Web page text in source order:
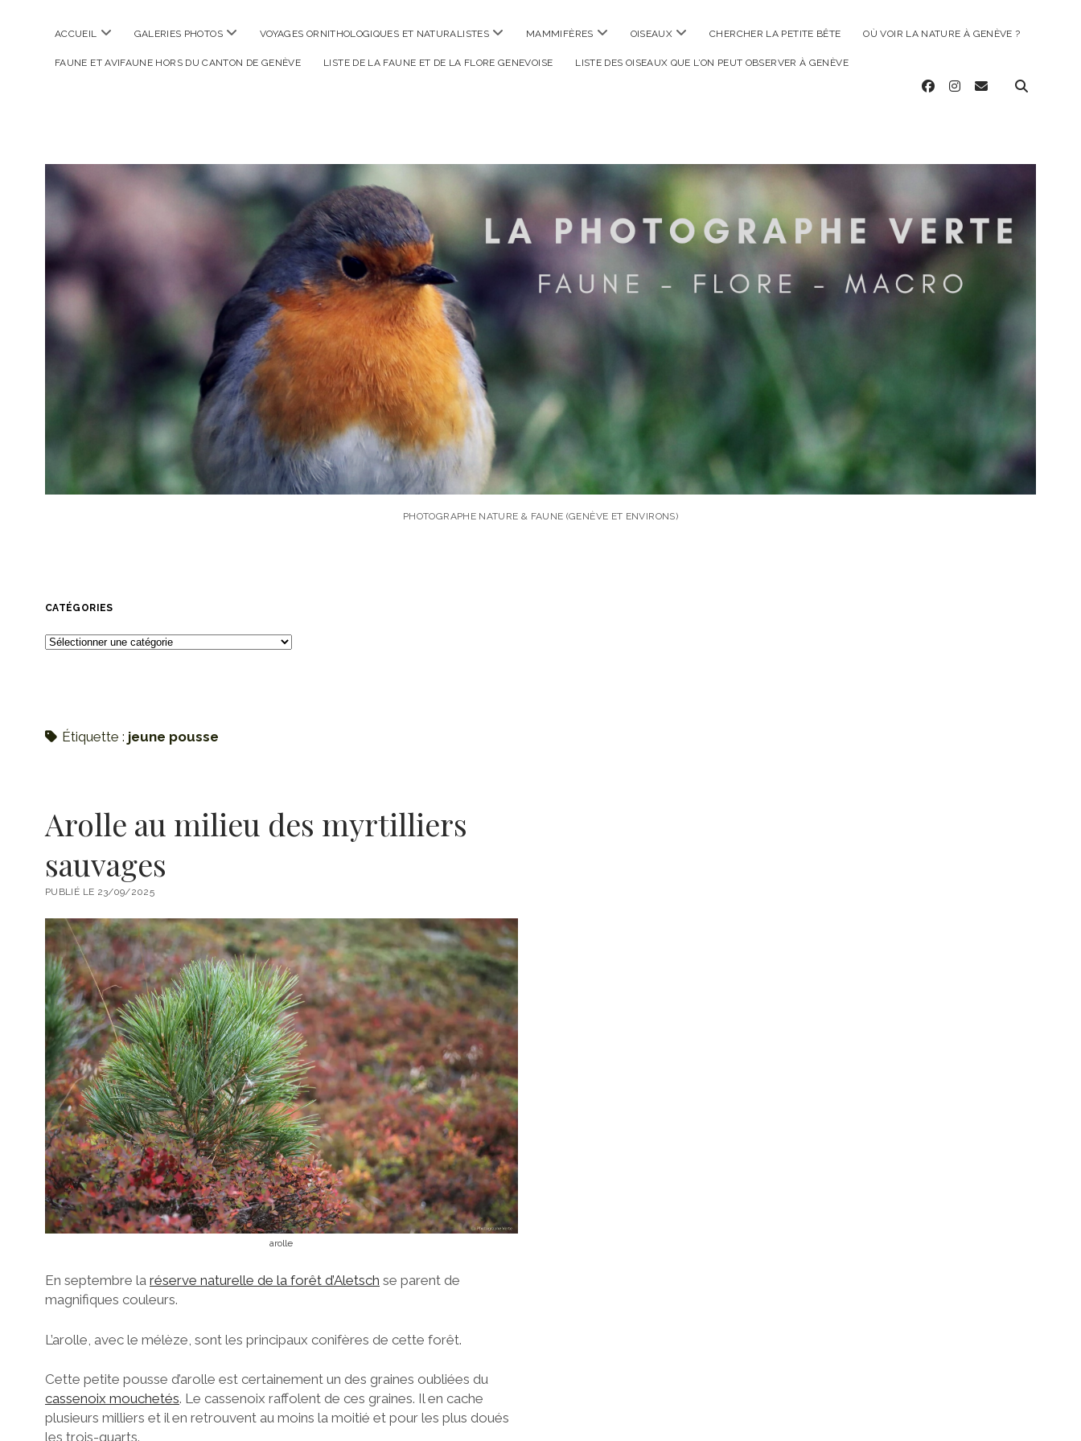
ACCUEIL ouvrir
GALERIES PHOTOS ouvrir
VOYAGES ORNITHOLOGIQUES ET NATURALISTES ouvrir
MAMMIFÈRES ouvrir
OISEAUX ouvrir
CHERCHER LA PETITE BÊTE OÙ VOIR LA NATURE À GENÈVE ?
FAUNE ET AVIFAUNE HORS DU CANTON DE GENÈVE LISTE DE LA FAUNE ET DE LA FLORE GENEVOISE LISTE DES OISEAUX QUE L’ON PEUT OBSERVER À GENÈVE
facebookinstagram
email
La
Photographe
Verte
PHOTOGRAPHE NATURE & FAUNE (GENÈVE ET ENVIRONS)
CATÉGORIES
Catégories
Étiquette : jeune pousse
Arolle au milieu des myrtilliers
sauvages
PUBLIÉ LE 23/09/2025
arolle
En septembre la réserve naturelle de la forêt d’Aletsch se parent de
magnifiques couleurs.
L’arolle, avec le mélèze, sont les principaux conifères de cette forêt.
Cette petite pousse d’arolle est certainement un des graines oubliées du
cassenoix mouchetés. Le cassenoix raffolent de ces graines. Il en cache
plusieurs milliers et il en retrouvent au moins la moitié et pour les plus doués
les trois-quarts.